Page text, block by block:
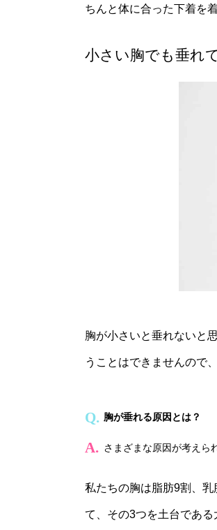
ちんと体に合った下着を
小さい胸でも垂れ
胸が小さいと垂れないと
うことはできませんので
胸が垂れる原因とは？
さまざまな原因が考えら
私たちの胸は脂肪9割、
て、その3つを土台である